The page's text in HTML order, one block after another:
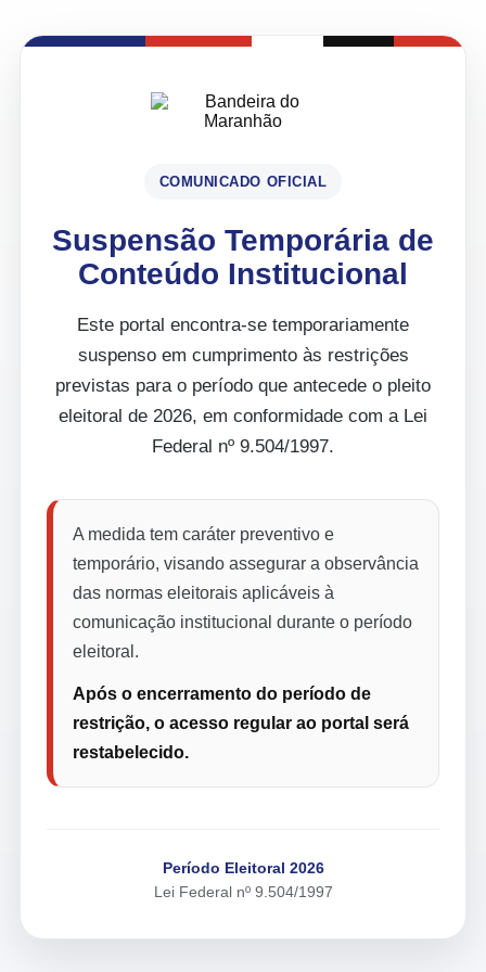
COMUNICADO OFICIAL
Suspensão Temporária de
Conteúdo Institucional
Este portal encontra-se temporariamente
suspenso em cumprimento às restrições
previstas para o período que antecede o pleito
eleitoral de 2026, em conformidade com a Lei
Federal nº 9.504/1997.
A medida tem caráter preventivo e
temporário, visando assegurar a observância
das normas eleitorais aplicáveis à
comunicação institucional durante o período
eleitoral.
Após o encerramento do período de
restrição, o acesso regular ao portal será
restabelecido.
Período Eleitoral 2026
Lei Federal nº 9.504/1997